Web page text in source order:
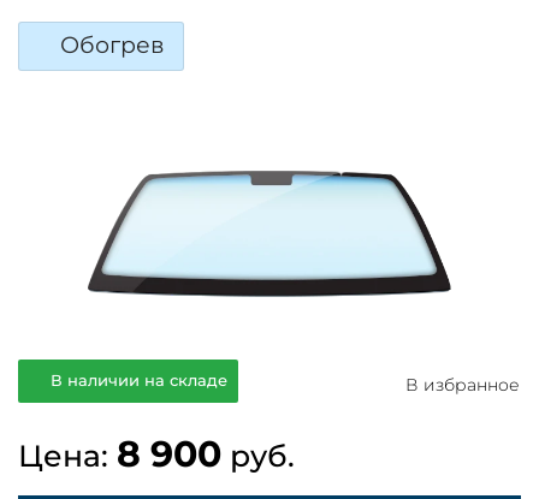
Обогрев
В наличии на складе В избранное
Цена: 8 900 руб.